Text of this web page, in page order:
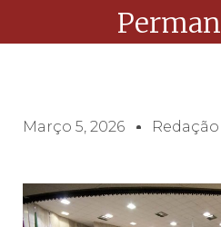
Março 5, 2026 Redação